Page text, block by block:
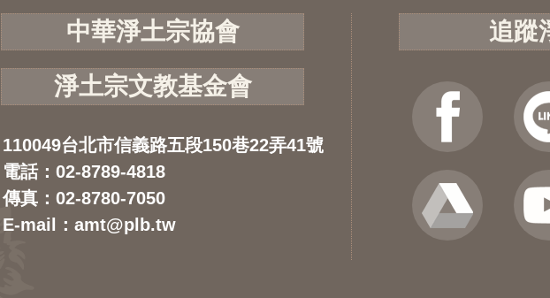
中華淨土宗協會
淨土宗文教基金會
110049台北市信義路五段150巷22弄41號
電話：02-8789-4818
傳真：02-8780-7050
E-mail：amt@plb.tw
追蹤